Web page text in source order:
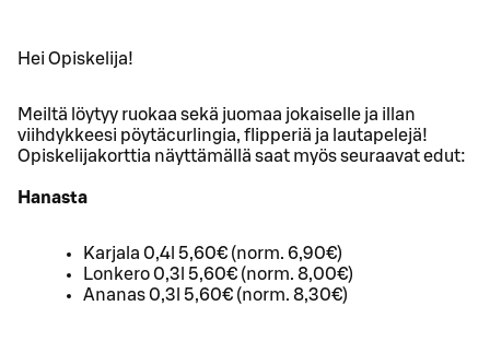
Hei Opiskelija!
Meiltä löytyy ruokaa sekä juomaa jokaiselle ja illan
viihdykkeesi pöytäcurlingia, flipperiä ja lautapelejä!
Opiskelijakorttia näyttämällä saat myös seuraavat edut:
Hanasta
Karjala 0,4l 5,60€ (norm. 6,90€)
Lonkero 0,3l 5,60€ (norm. 8,00€)
Ananas 0,3l 5,60€ (norm. 8,30€)